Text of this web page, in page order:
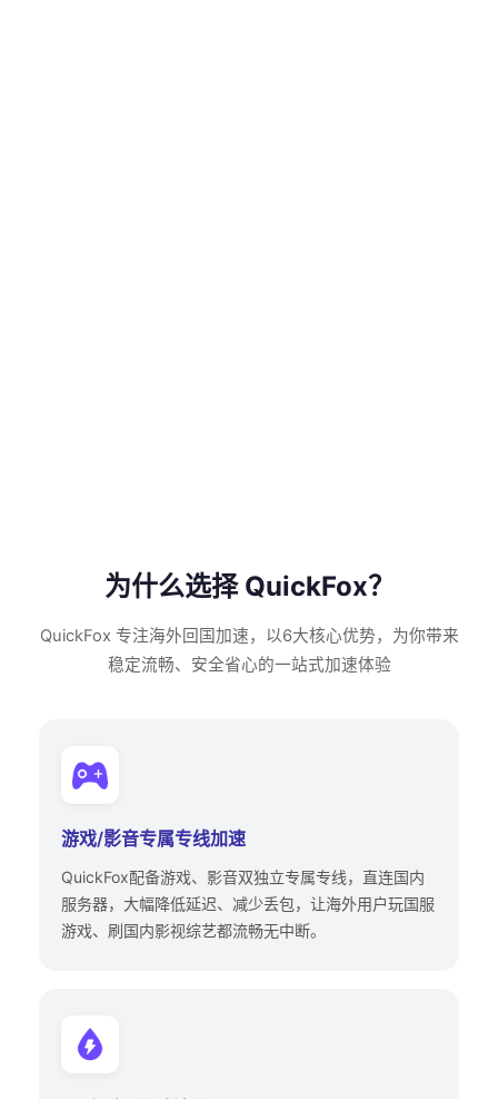
为什么选择 QuickFox？
QuickFox 专注海外回国加速，以6大核心优势，为你带来
稳定流畅、安全省心的一站式加速体验
游戏/影音专属专线加速
QuickFox配备游戏、影音双独立专属专线，直连国内
服务器，大幅降低延迟、减少丢包，让海外用户玩国服
游戏、刷国内影视综艺都流畅无中断。